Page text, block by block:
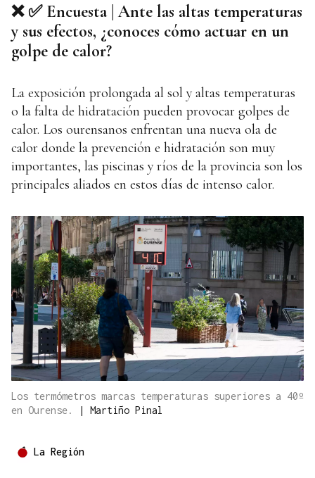
❌ ✅ Encuesta | Ante las altas temperaturas
y sus efectos, ¿conoces cómo actuar en un
golpe de calor?
La exposición prolongada al sol y altas temperaturas
o la falta de hidratación pueden provocar golpes de
calor. Los ourensanos enfrentan una nueva ola de
calor donde la prevención e hidratación son muy
importantes, las piscinas y ríos de la provincia son los
principales aliados en estos días de intenso calor.
Los termómetros marcas temperaturas superiores a 40º
en Ourense.
| Martiño Pinal
La Región